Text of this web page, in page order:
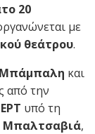
20
με
θεάτρου.
Μπάμπαλη και
από την
υπό τη
Μπαλτσαβιά,